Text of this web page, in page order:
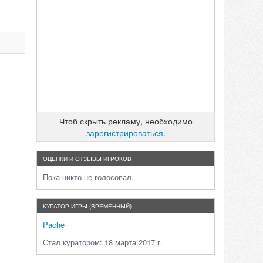
Чтоб скрыть рекламу, необходимо
зарегистрироваться.
ОЦЕНКИ И ОТЗЫВЫ ИГРОКОВ
Пока никто не голосовал.
КУРАТОР ИГРЫ (ВРЕМЕННЫЙ)
Pache
Стал куратором: 18 марта 2017 г.